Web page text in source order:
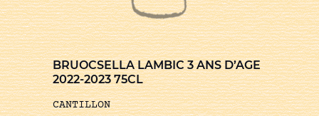
BRUOCSELLA LAMBIC 3 ANS D’AGE
2022-2023 75CL
CANTILLON